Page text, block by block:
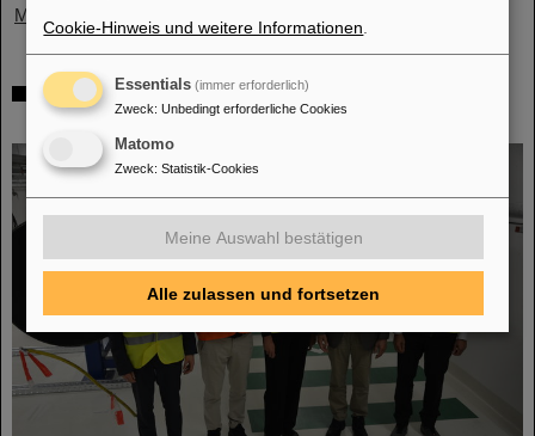
Mehr »
Von der Raumstation ins Forschungslabor:
Astronauten zu Gast bei GSI und FAIR
Cookie-Hinweis und weitere Informationen
Essentials (immer erforderlich)
Zweck: Unbedingt erforderliche Cookies
Matomo
Zweck: Statistik-Cookies
Meine Auswahl bestätigen
Alle zulassen und fortsetzen